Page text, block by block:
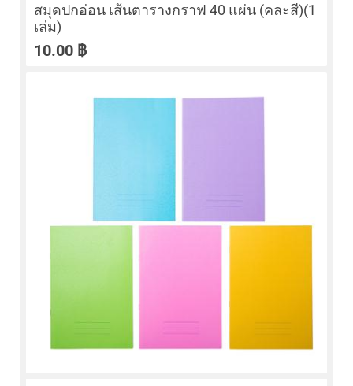
สมุดปกอ่อน เส้นตารางกราฟ 40 แผ่น (คละสี)(1
เล่ม)
10.00 ฿